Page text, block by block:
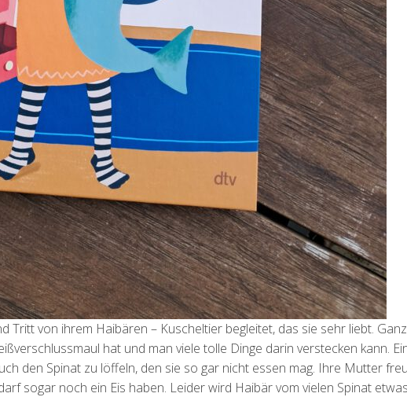
Tritt von ihrem Haibären – Kuscheltier begleitet, das sie sehr liebt. Ganz
hat und man viele tolle Dinge darin verstecken kann.
den Spinat zu löffeln, den sie so gar nicht essen mag. Ihre Mutter
sogar noch ein Eis haben. Leider wird Haibär vom vielen Spinat